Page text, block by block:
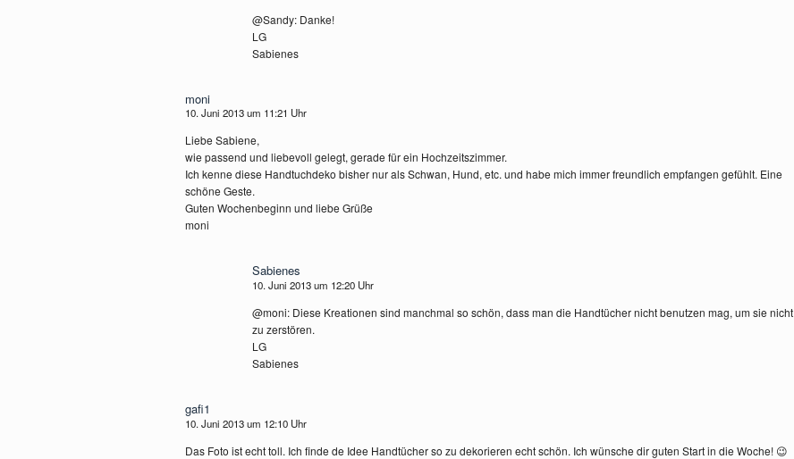
@Sandy: Danke!
LG
Sabienes
moni
10. Juni 2013 um 11:21 Uhr
Liebe Sabiene,
wie passend und liebevoll gelegt, gerade für ein Hochzeitszimmer.
Ich kenne diese Handtuchdeko bisher nur als Schwan, Hund, etc. und habe mich immer freundlich empfangen gefühlt. Eine
schöne Geste.
Guten Wochenbeginn und liebe Grüße
moni
Sabienes
10. Juni 2013 um 12:20 Uhr
@moni: Diese Kreationen sind manchmal so schön, dass man die Handtücher nicht benutzen mag, um sie nicht
zu zerstören.
LG
Sabienes
gafi1
10. Juni 2013 um 12:10 Uhr
Das Foto ist echt toll. Ich finde de Idee Handtücher so zu dekorieren echt schön. Ich wünsche dir guten Start in die Woche! 😉